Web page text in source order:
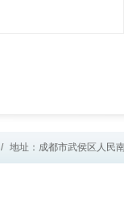
/ 地址：成都市武侯区人民